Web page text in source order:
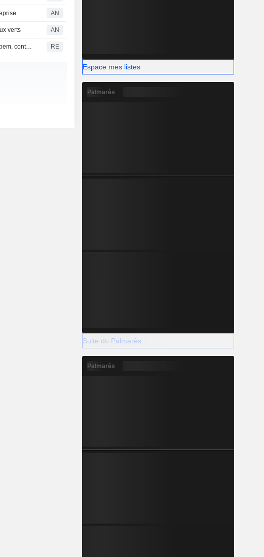
AN
verts AN
L'Australie ordonne un examen approfondi de la fusion Subsea7-Saipem, contestee par Exxon RE
Espace mes listes
Palmarès
Suite du Palmarès
Palmarès